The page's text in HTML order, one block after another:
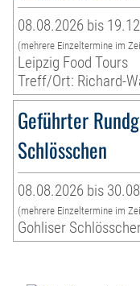
08.08.2026 bis
(mehrere Einzeltermine im
Leipzig Food Tours
Treff/Ort: Richard-
Geführter
Schlösschen
08.08.2026 bis
(mehrere Einzeltermine im
Gohliser